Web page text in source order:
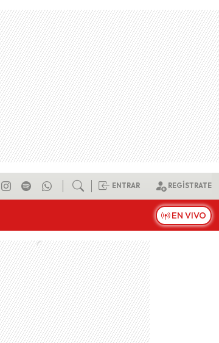
ENTRAR REGÍSTRATE
EN VIVO